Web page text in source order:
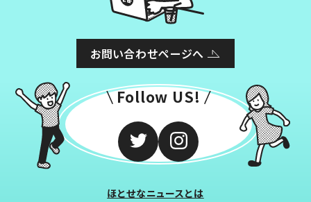
お問い合わせページへ
Follow US!
ほとせなニュースとは